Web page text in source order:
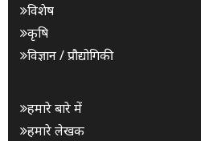
विशेष
कृषि
विज्ञान / प्रौद्योगिकी
हमारे बारे में
हमारे लेखक